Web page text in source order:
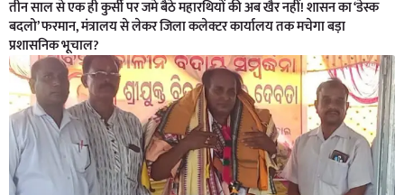
तीन साल से एक ही कुर्सी पर जमे बैठे महारथियों की अब खैर नहीं! शासन का ‘डेस्क
बदलो’ फरमान, मंत्रालय से लेकर जिला कलेक्टर कार्यालय तक मचेगा बड़ा
प्रशासनिक भूचाल?